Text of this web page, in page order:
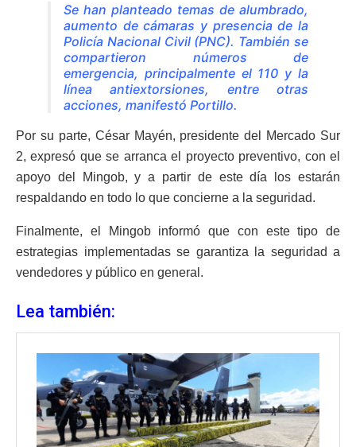
Se han planteado temas de alumbrado,
aumento de cámaras y presencia de la
Policía Nacional Civil (PNC). También se
compartieron números de
emergencia, principalmente el 110 y la
línea antiextorsiones, entre otras
acciones, manifestó Portillo.
Por su parte, César Mayén, presidente del Mercado Sur
2, expresó que se arranca el proyecto preventivo, con el
apoyo del Mingob, y a partir de este día los estarán
respaldando en todo lo que concierne a la seguridad.
Finalmente, el Mingob informó que con este tipo de
estrategias implementadas se garantiza la seguridad a
vendedores y público en general.
Lea también: